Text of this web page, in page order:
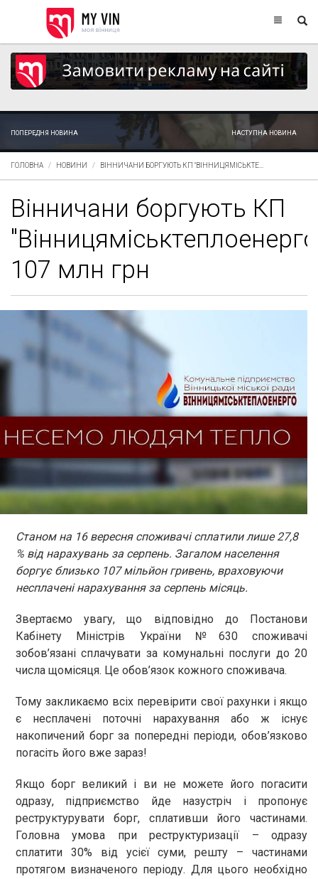
ПОПЕРЕДНЯ НОВИНА НАСТУПНА НОВИНА
ГОЛОВНА НОВИНИ ВІННИЧАНИ БОРГУЮТЬ КП "ВІННИЦЯМІСЬКТЕ...
Вінничани боргують КП
107 млн грн
Станом на 16 вересня споживачі сплатили лише 27,8
% від нарахувань за серпень. Загалом населення
боргує близько 107 мільйон гривень, враховуючи
несплачені нарахування за серпень місяць.
Звертаємо увагу, що відповідно до Постанови
Кабінету Міністрів України №630 споживачі
зобов’язані сплачувати за комунальні послуги до 20
числа щомісяця. Це обов’язок кожного споживача.
Тому закликаємо всіх перевірити свої рахунки і якщо
є несплачені поточні нарахування або ж існує
накопичений борг за попередні періоди, обов’язково
погасіть його вже зараз!
Якщо борг великий і ви не можете його погасити
одразу, підприємство йде назустріч і пропонує
реструктурувати борг, сплативши його частинами.
Головна умова при реструктуризації – одразу
сплатити 30% від усієї суми, решту – частинами
протягом визначеного періоду. Для цього необхідно